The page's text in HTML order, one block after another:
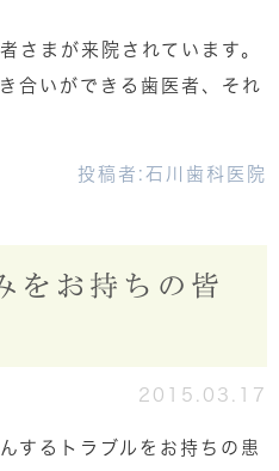
さまが来院されています。
合いができる歯医者、それ
投稿者: 石川歯科医院
をお持ちの皆
2015.03.17
するトラブルをお持ちの患